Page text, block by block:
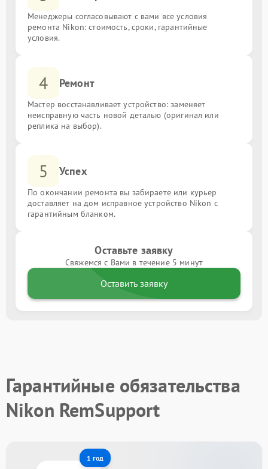
Менеджеры согласовывают с вами все условия
ремонта Nikon: стоимость, сроки, гарантийные
условия.
4 Ремонт
Мастер восстанавливает устройство: заменяет
неисправную часть новой деталью (оригинал или
реплика на выбор).
5 Успех
По окончании ремонта вы забираете или курьер
доставляет на дом исправное устройство Nikon с
гарантийным бланком.
Оставьте заявку
Свяжемся с Вами в течение 5 минут
Оставить заявку
Гарантийные обязательства
Nikon RemSupport
1 год